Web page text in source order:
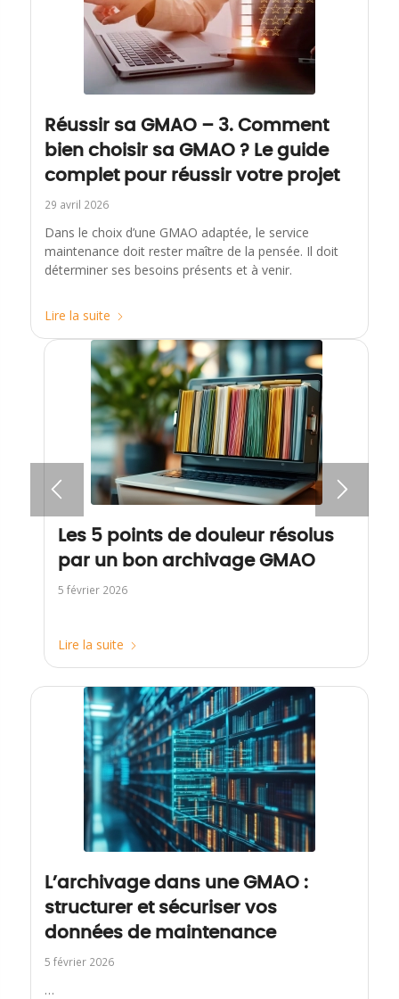
Réussir sa GMAO – 3. Comment
bien choisir sa GMAO ? Le guide
complet pour réussir votre projet
29 avril 2026
Dans le choix d’une GMAO adaptée, le service
maintenance doit rester maître de la pensée. Il doit
déterminer ses besoins présents et à venir.
Lire la suite
Les 5 points de douleur résolus
par un bon archivage GMAO
5 février 2026
Lire la suite
L’archivage dans une GMAO :
structurer et sécuriser vos
données de maintenance
5 février 2026
…